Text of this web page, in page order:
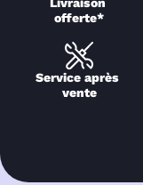
offerte*
Service après
vente